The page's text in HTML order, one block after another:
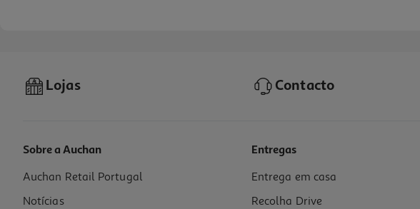
Placa A Gás Hotpoint Pcn 642 T/ix/ha Inox 59cm 4 Queimadores
259.99 €/un
Lojas Contacto
Sobre a Auchan
Auchan Retail Portugal
Notícias
Entregas
Entrega em casa
Recolha Drive